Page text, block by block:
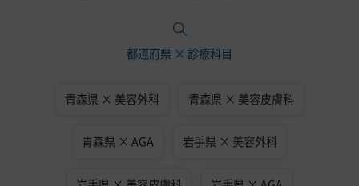
都道府県 × 診療科目
青森県 × 美容外科 青森県 × 美容皮膚科
青森県 × AGA 岩手県 × 美容外科